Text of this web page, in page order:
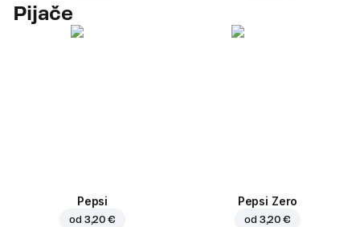
Pijače
Pepsi
od 3,20 €
Pepsi Zero
od 3,20 €